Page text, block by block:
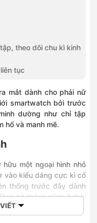
theo dõi chu kì kinh
tục
mắt dành cho phái nữ
smartwatch bởi trước
dường như chỉ tập
hố và manh mẽ.
một ngoại hình nhỏ
vào kiểu dáng cực kì cổ
thống trước đây dành
hồ thông minh ở thời
hoa khác biệt hẳn so
một đường kính mặt